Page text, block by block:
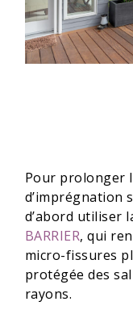
Pour prolonger
d’imprégnation
d’abord utiliser
BARRIER, qui
micro-fissures
protégée des
rayons.